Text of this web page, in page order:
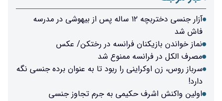
آزار جنسی دختربچه ۱۲ ساله پس از بیهوشی در مدرسه
فاش شد
نماز خواندن بازیکنان فرانسه در رختکن/ عکس
مصرف الکل در فرانسه ممنوع شد
سرباز روس، زن اوکراینی را ربود تا به عنوان برده جنسی نگه
دارد!
اولین واکنش اشرف حکیمی به جرم تجاوز جنسی